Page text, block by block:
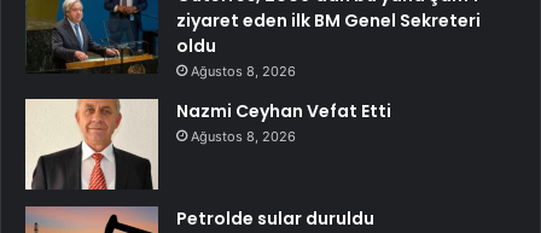
ziyaret eden ilk BM Genel Sekreteri
oldu
Ağustos 8, 2026
Nazmi Ceyhan Vefat Etti
Ağustos 8, 2026
Petrolde sular duruldu